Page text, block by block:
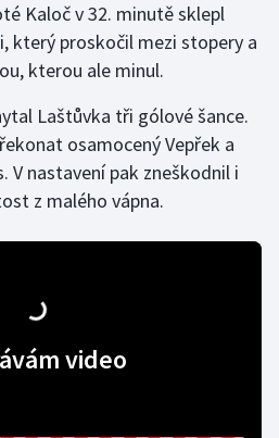
Kaloč v 32. minutě sklepl
který proskočil mezi stopery a
kterou ale minul.
Laštůvka tři gólové šance.
osamocený Vepřek a
V nastavení pak zneškodnil i
z malého vápna.
video